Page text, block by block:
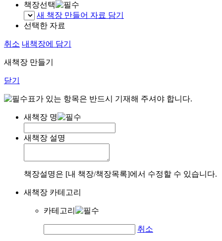
책장선택
새 책장 만들어 자료 담기
선택한 자료
취소 내책장에 담기
새책장 만들기
닫기
표가 있는 항목은 반드시 기재해 주셔야 합니다.
새책장 명
새책장 설명
책장설명은 [내 책장/책장목록]에서 수정할 수 있습니다.
새책장 카테고리
카테고리
취소